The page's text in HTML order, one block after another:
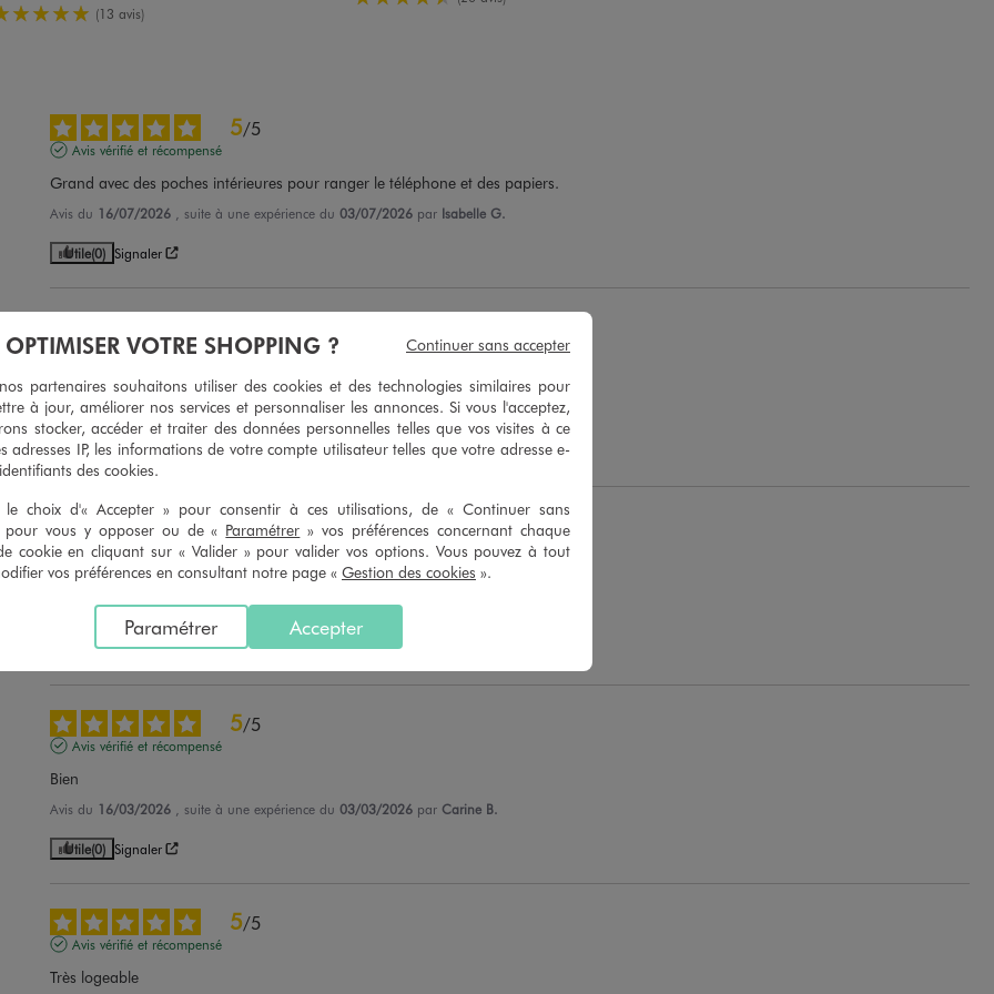
5/5 de moyenne
(13 avis)
5/5
Avis vérifié et récompensé
Grand avec des poches intérieures pour ranger le téléphone et des papiers.
Avis du 16/07/2026 , suite à une expérience du 03/07/2026 par Isabelle G.
Utile(0) Signaler
Avis vérifié et récompensé
Grand et pratique avec ses deux poches à l'intérieur
Avis du29/06/2026 , suite à une expérience du16/06/2026 parCatherine D.
Utile (0) Signaler
5/5
Avis vérifié et récompensé
Très joli et pratique
Avis du13/04/2026 , suite à une expérience du31/03/2026
(0) Signaler
5/5
Avis vérifié et récompensé
Bien
Avis du 16/03/2026 , suite à une expérience du 03/03/2026 par Carine B.
Utile(0) Signaler
5/5
Avis vérifié et récompensé
Très logeable
OPTIMISER VOTRE SHOPPING ?
partenaires souhaitons utiliser des cookies et des technologies similaires pour
à jour, améliorer nos services et personnaliser les annonces. Si vous l'acceptez,
stocker, accéder et traiter des données personnelles telles que vos visites à ce
adresses IP, les informations de votre compte utilisateur telles que votre adresse e-
des cookies.
le choix d'« Accepter » pour consentir à ces utilisations, de « Continuer sans
pour vous y opposer ou de « Paramétrer » vos préférences concernant chaque
cookie en cliquant sur « Valider » pour valider vos options. Vous pouvez à tout
vos préférences en consultant notre page « Gestion des cookies ».
Accepter
Paramétrer
Continuer sans accepter